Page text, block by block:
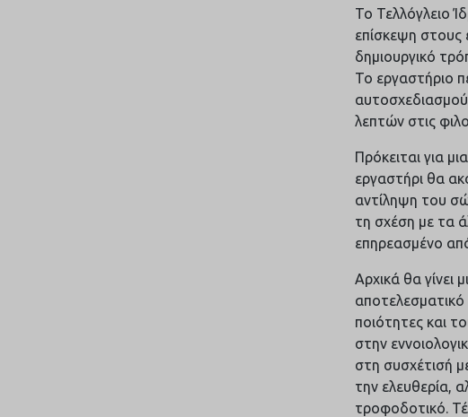
Το Τελλόγλειο
επίσκεψη στους
δημιουργικό
Το εργαστήριο
λεπτών στις
Πρόκειται για
εργαστήρι θα
αντίληψη του
τη σχέση με τα
επηρεασμένο
Αρχικά θα γίνει
αποτελεσματικό
ποιότητες και
στην
στη συσχέτισή
την ελευθερία,
τροφοδοτικό.